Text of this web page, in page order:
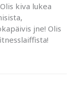
kiva lukea
jne! Olis